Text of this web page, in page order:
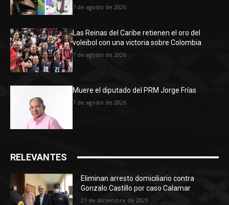
7 de agosto de 2026
Las Reinas del Caribe retienen el oro del
voleibol con una victoria sobre Colombia
7 de agosto de 2026
Muere el diputado del PRM Jorge Frías
7 de agosto de 2026
RELEVANTES
Eliminan arresto domiciliario contra
Gonzalo Castillo por caso Calamar
21 de diciembre de 2023